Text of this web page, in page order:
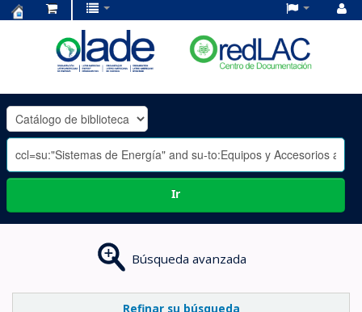
OLADE
-
Ir
Búsqueda avanzada
Refinar su búsqueda